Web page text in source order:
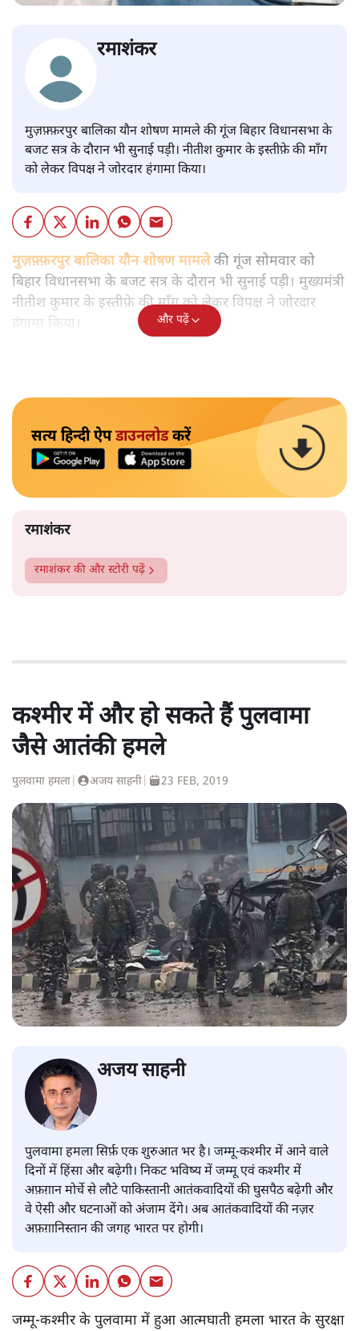
रमाशंकर
मुज़फ़्फ़रपुर बालिका यौन शोषण मामले की गूंज बिहार विधानसभा के
बजट सत्र के दौरान भी सुनाई पड़ी। नीतीश कुमार के इस्तीफ़े की माँग
को लेकर विपक्ष ने जोरदार हंगामा किया।
मुज़फ़्फ़रपुर बालिका यौन शोषण मामलेकी गूंज सोमवार को
बिहार विधानसभा के बजट सत्र के दौरान भी सुनाई पड़ी। मुख्यमंत्री
नीतीश कुमार के इस्तीफ़े की माँग को लेकर विपक्ष ने जोरदार
हंगामा किया।
और पढ़ें
सत्य हिन्दी ऐपडाउनलोडकरें
रमाशंकर
रमाशंकर की और स्टोरी पढ़ें
कश्मीर में और हो सकते हैं पुलवामा
जैसे आतंकी हमले
पुलवामा हमला अजय साहनी 23 FEB, 2019
अजय साहनी
पुलवामा हमला सिर्फ़ एक शुरुआत भर है। जम्मू-कश्मीर में आने वाले
दिनों में हिंसा और बढ़ेगी। निकट भविष्य में जम्मू एवं कश्मीर में
अफ़ग़ान मोर्चे से लौटे पाकिस्तानी आतंकवादियों की घुसपैठ बढ़ेगी और
वे ऐसी और घटनाओं को अंजाम देंगे। अब आतंकवादियों की नज़र
अफ़ग़ानिस्तान की जगह भारत पर होगी।
जम्मू-कश्मीर के पुलवामा में हुआ आत्मघाती हमला भारत के सुरक्षा